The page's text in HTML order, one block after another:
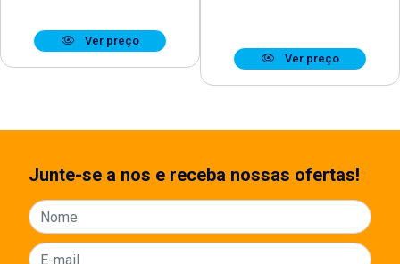
Ver preço
Ver preço
Junte-se a nos e receba nossas ofertas!